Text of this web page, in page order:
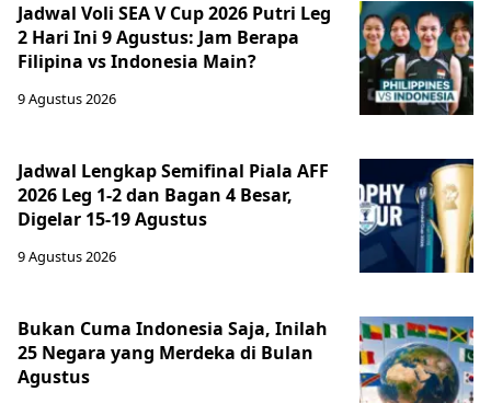
Jadwal Voli SEA V Cup 2026 Putri Leg
2 Hari Ini 9 Agustus: Jam Berapa
Filipina vs Indonesia Main?
9 Agustus 2026
Jadwal Lengkap Semifinal Piala AFF
2026 Leg 1-2 dan Bagan 4 Besar,
Digelar 15-19 Agustus
9 Agustus 2026
Bukan Cuma Indonesia Saja, Inilah
25 Negara yang Merdeka di Bulan
Agustus